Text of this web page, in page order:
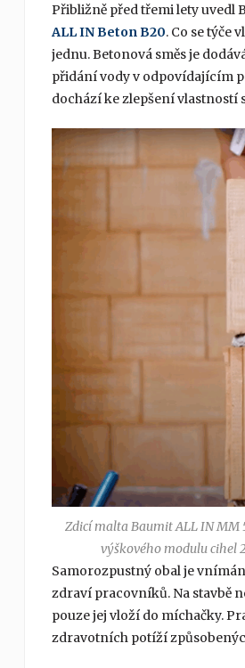
Přibližně před třemi lety uvedl
ALL IN Beton B20. Co se týče
jednu. Betonová směs je
přidání vody v odpovídajícím
dochází ke zlepšení vlastností
Zdicí malta Baumit ALL IN MM
výškového modulu cihel
Samorozpustný obal je
zdraví pracovníků. Na stavbě
pouze jej vloží do míchačky.
zdravotních potíží